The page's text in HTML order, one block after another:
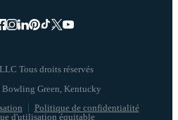
Tous droits réservés
Politique de confidentialité
d'utilisation équitable